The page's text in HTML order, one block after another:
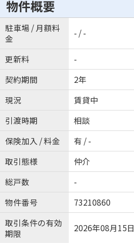
物件概要
駐車場 / 月額料
金
- / -
更新料
-
契約期間
2年
現況
賃貸中
引渡時期
相談
保険加入 / 料金
有 / -
取引態様
仲介
総戸数
-
物件番号
73210860
取引条件の有効
期限
2026年08月15日